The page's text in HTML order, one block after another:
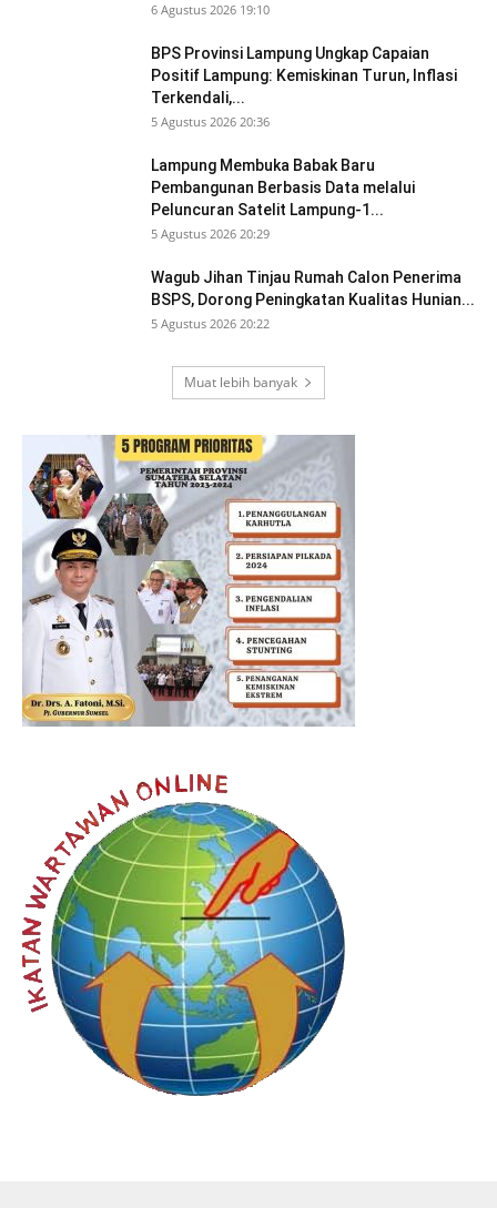
6 Agustus 2026 19:10
BPS Provinsi Lampung Ungkap Capaian
Positif Lampung: Kemiskinan Turun, Inflasi
Terkendali,...
5 Agustus 2026 20:36
Lampung Membuka Babak Baru
Pembangunan Berbasis Data melalui
Peluncuran Satelit Lampung-1...
5 Agustus 2026 20:29
Wagub Jihan Tinjau Rumah Calon Penerima
BSPS, Dorong Peningkatan Kualitas Hunian...
5 Agustus 2026 20:22
Muat lebih banyak